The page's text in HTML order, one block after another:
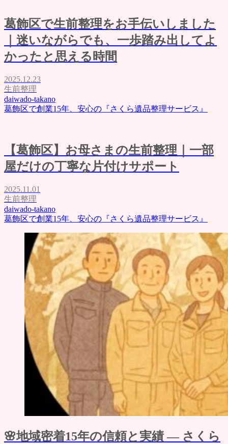
葛飾区で生前整理をお手伝いしました
｜迷いながらでも、一歩踏み出してよ
かったと思える時間
2025.12.23
生前整理
daiwado-takano
葛飾区で創業15年、安心の『さくら遺品整理サービス』
【葛飾区】お母さまの生前整理｜一部
屋だけの丁寧な片付けサポート
2025.11.01
生前整理
daiwado-takano
葛飾区で創業15年、安心の『さくら遺品整理サービス』
🌸地域密着15年の信頼と実績 ― さくら